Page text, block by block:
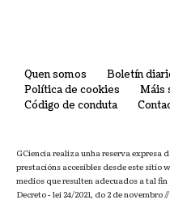
Quen somos Boletín
Política de cookies
Máis
Código de conduta
GCiencia realiza unha reserva expresa
prestacións accesibles desde este sitio
medios que resulten adecuados a tal
Decreto - lei 24/2021, do 2 de novembro